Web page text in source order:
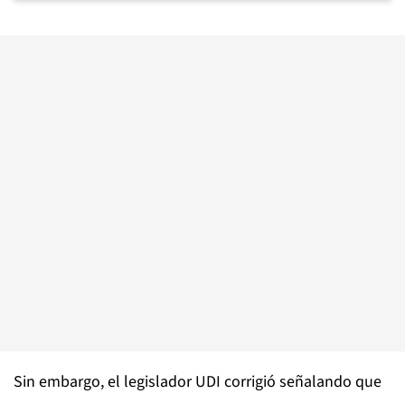
Sin embargo, el legislador UDI corrigió señalando que